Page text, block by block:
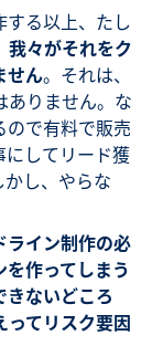
する以上、たし
我々がそれをク
せん。それは、
ありません。な
ので有料で販売
にしてリード獲
し、やらな
ライン制作の必
作ってしまう
きないどころ
ってリスク要因